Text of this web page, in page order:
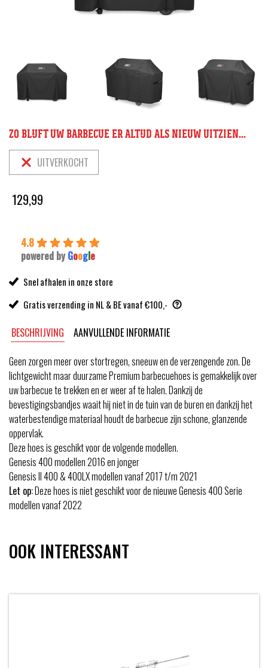
ZO BLIJFT UW BARBECUE ER ALTIJD ALS NIEUW UITZIEN...
UITVERKOCHT
129,99
4.8
powered by Google
Snel afhalen in onze store
Gratis verzending in NL & BE vanaf €100,-
BESCHRIJVING
AANVULLENDE INFORMATIE
Geen zorgen meer over stortregen, sneeuw en de verzengende zon. De
lichtgewicht maar duurzame Premium barbecuehoes is gemakkelijk over
uw barbecue te trekken en er weer af te halen. Dankzij de
bevestigingsbandjes waait hij niet in de tuin van de buren en dankzij het
waterbestendige materiaal houdt de barbecue zijn schone, glanzende
oppervlak.
Deze hoes is geschikt voor de volgende modellen.
Genesis 400 modellen 2016 en jonger
Genesis II 400 & 400LX modellen vanaf 2017 t/m 2021
Let op:Deze hoes is niet geschikt voor de nieuwe Genesis 400 Serie
modellen vanaf 2022
OOK INTERESSANT